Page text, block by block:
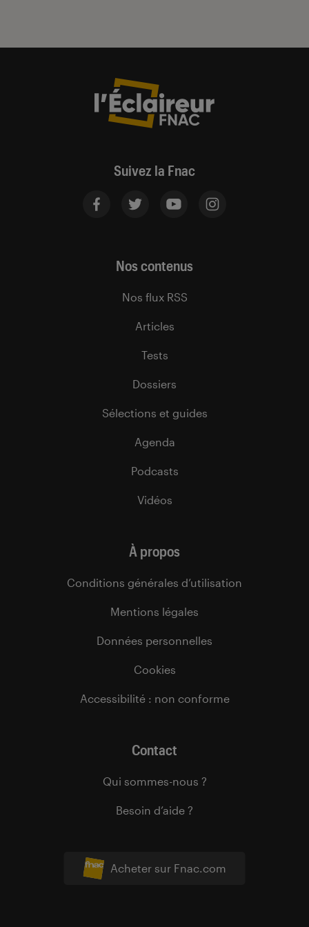
Suivez la Fnac
Acheter sur Fnac.com
Nos contenus
Nos flux RSS
Articles
Tests
Dossiers
Sélections et guides
Agenda
Podcasts
Vidéos
À propos
Conditions générales d’utilisation
Mentions légales
Données personnelles
Cookies
Accessibilité : non conforme
Contact
Qui sommes-nous ?
Besoin d’aide ?